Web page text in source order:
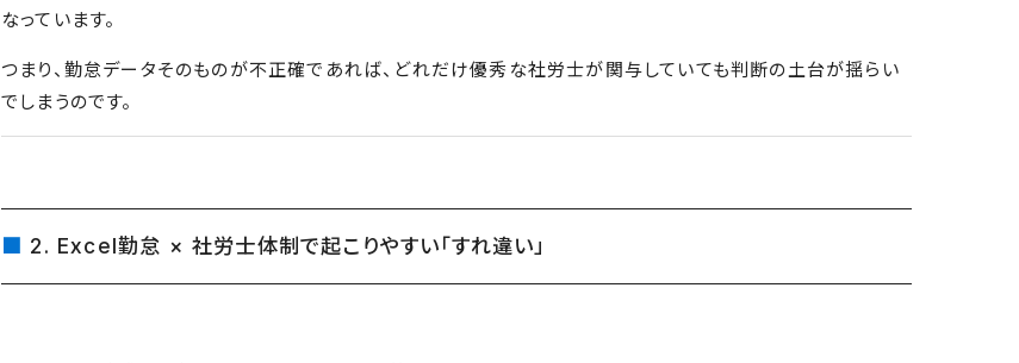
なっています。
つまり、勤怠データそのものが不正確であれば、どれだけ優秀な社労士が関与していても判断の土台が揺らい
でしまうのです。
2. Excel勤怠 × 社労士体制で起こりやすい「すれ違い」